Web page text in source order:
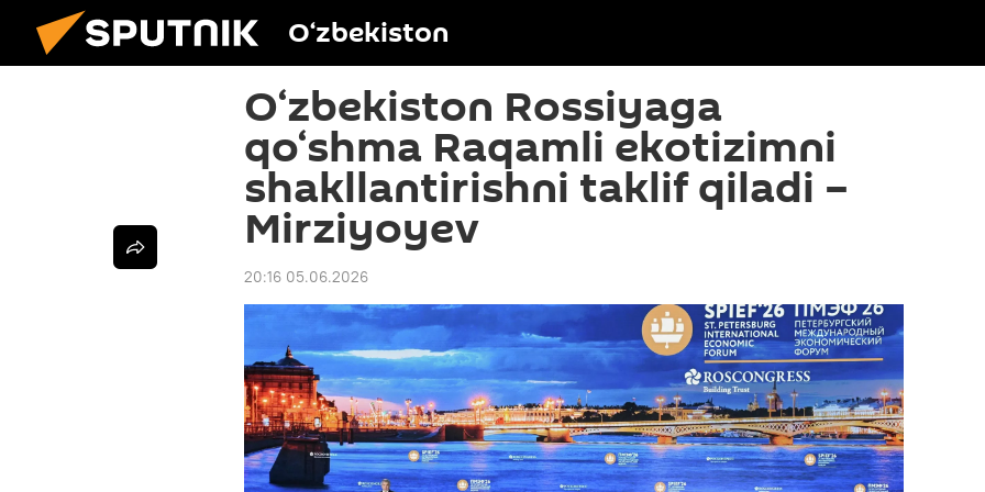
O‘zbekiston
O‘zbekiston Rossiyaga
qo‘shma Raqamli ekotizimni
shakllantirishni taklif qiladi –
Mirziyoyev
20:16 05.06.2026